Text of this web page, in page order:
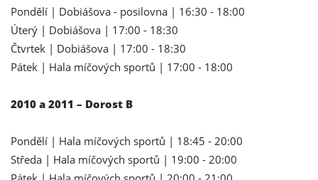
Pondělí | Dobiášova - posilovna | 16:30 - 18:00
Úterý | Dobiášova | 17:00 - 18:30
Čtvrtek | Dobiášova | 17:00 - 18:30
Pátek | Hala míčových sportů | 17:00 - 18:00
2010 a 2011 – Dorost B
Pondělí | Hala míčových sportů | 18:45 - 20:00
Středa | Hala míčových sportů | 19:00 - 20:00